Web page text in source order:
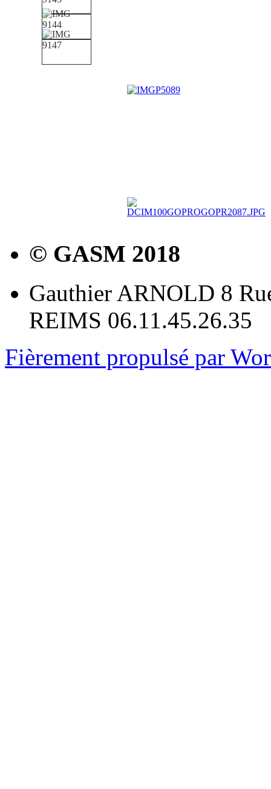
© GASM 2018
Gauthier ARNOLD 8
REIMS 06.11.45.26.35
Fièrement propulsé par